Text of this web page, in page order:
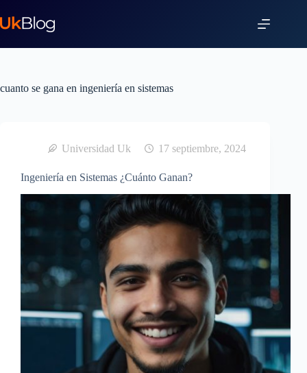
cuanto se gana en ingeniería en sistemas
Universidad Uk 17 septiembre, 2024
Ingeniería en Sistemas ¿Cuánto Ganan?